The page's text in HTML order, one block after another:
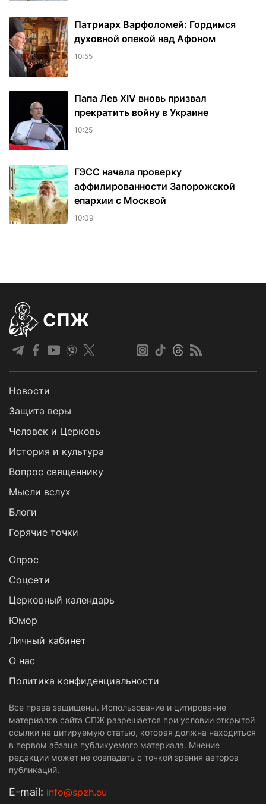
Патриарх Варфоломей: Гордимся
духовной опекой над Афоном
10:55
Папа Лев XIV вновь призвал
прекратить войну в Украине
10:25
ГЭСС начала проверку
аффилированности Запорожской
епархии с Москвой
10:09
СПЖ
Новости
Защита веры
Человек и Церковь
История и культура
Вопрос священнику
Мысли вслух
Блоги
Горячие точки
Опрос
Cоцсети
Церковный календарь
Юмор
Личный кабинет
О нас
Политика конфиденциальности
Все права защищены. Использование и цитирование
материалов сайта СПЖ разрешается при условии открытой
ссылки на цитируемую статью, которая должна находиться
в первом абзаце публикуемого материала. Мнение
редакции может не совпадать с точкой зрения авторов
публикаций.
Е-mail: info@spzh.eu